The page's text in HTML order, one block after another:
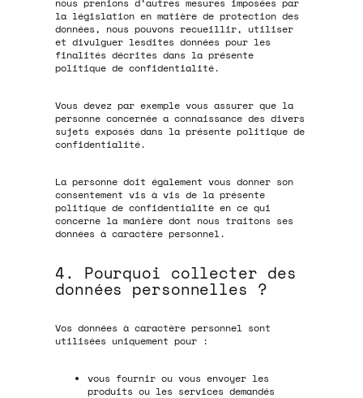
nous prenions d’autres mesures imposées par
la législation en matière de protection des
données, nous pouvons recueillir, utiliser
et divulguer lesdites données pour les
finalités décrites dans la présente
politique de confidentialité.
Vous devez par exemple vous assurer que la
personne concernée a connaissance des divers
sujets exposés dans la présente politique de
confidentialité.
La personne doit également vous donner son
consentement vis à vis de la présente
politique de confidentialité en ce qui
concerne la manière dont nous traitons ses
données à caractère personnel.
4. Pourquoi collecter des
données personnelles ?
Vos données à caractère personnel sont
utilisées uniquement pour :
vous fournir ou vous envoyer les
produits ou les services demandés